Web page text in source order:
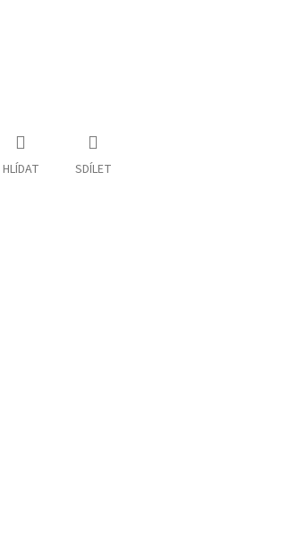
HLÍDAT SDÍLET